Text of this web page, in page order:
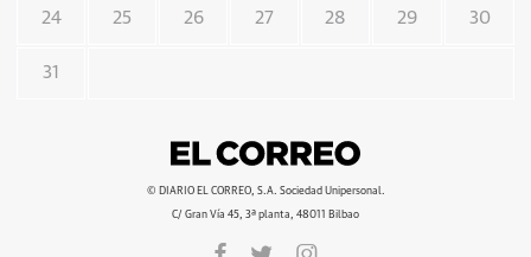
24 25 26 27 28 29 30
31
© DIARIO EL CORREO, S.A. Sociedad Unipersonal.
C/ Gran Vía 45, 3ª planta, 48011 Bilbao